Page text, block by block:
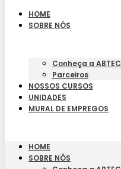
HOME
SOBRE NÓS
Conheça a ABTEC
Parceiros
NOSSOS CURSOS
UNIDADES
MURAL DE EMPREGOS
HOME
SOBRE NÓS